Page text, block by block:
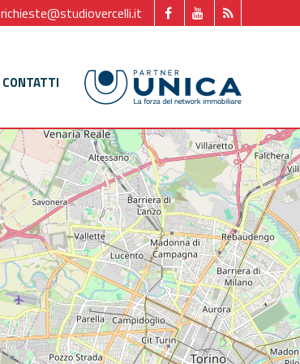
CONTATTI
richieste@studiovercelli.it